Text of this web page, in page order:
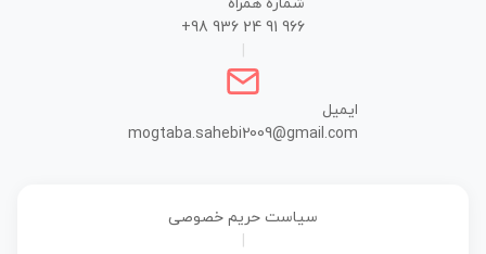
شماره همراه
+98 936 24 91 966
ایمیل
mogtaba.sahebi2009@gmail.com
سیاست حریم خصوصی